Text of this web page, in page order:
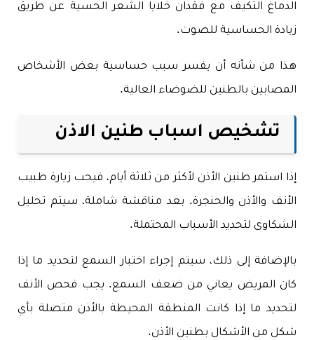
الدماغ التكيف مع فقدان خلايا الشعر الحسية عن طريق
زيادة الحساسية للصوت.
هذا من شأنه أن يفسر سبب حساسية بعض الأشخاص
المصابين بالطنين للضوضاء العالية.
تشخيص اسباب طنين الاذن
إذا استمر طنين الأذن لأكثر من ثلاثة أيام، فيجب زيارة طبيب
الأنف والأذن والحنجرة. بعد مناقشة شاملة، سيتم تحليل
الشكاوى لتحديد الأسباب المحتملة.
بالإضافة إلى ذلك، سيتم إجراء اختبار السمع لتحديد ما إذا
كان المريض يعاني من ضعف السمع. يجب فحص الأنف
لتحديد ما إذا كانت المنطقة المحيطة بالأذن متصلة بأي
شكل من الأشكال بطنين الأذن.